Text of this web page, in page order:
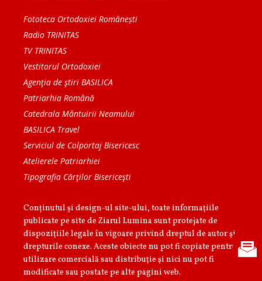
Fototeca Ortodoxiei Românești
Radio TRINITAS
TV TRINITAS
Vestitorul Ortodoxiei
Agenţia de ştiri BASILICA
Patriarhia Română
Catedrala Mântuirii Neamului
BASILICA Travel
Serviciul de Colportaj Bisericesc
Atelierele Patriarhiei
Tipografia Cărţilor Bisericeşti
Conținutul și design-ul site-ului, toate informaţiile
publicate pe site de Ziarul Lumina sunt protejate de
dispoziţiile legale în vigoare privind dreptul de autor şi
drepturile conexe. Aceste obiecte nu pot fi copiate pentru
utilizare comercială sau distribuţie şi nici nu pot fi
modificate sau postate pe alte pagini web.